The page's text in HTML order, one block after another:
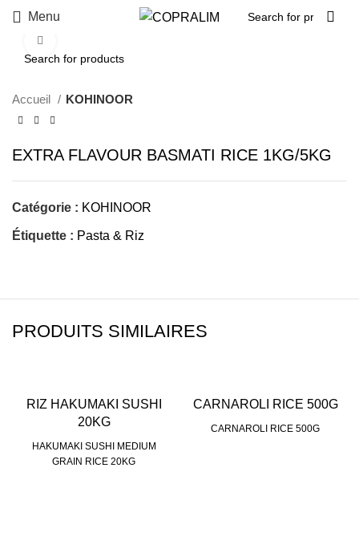
Menu
Accueil KOHINOOR
EXTRA FLAVOUR BASMATI RICE 1KG/5KG
Catégorie : KOHINOOR
Étiquette : Pasta & Riz
PRODUITS SIMILAIRES
RIZ HAKUMAKI SUSHI
20KG
HAKUMAKI SUSHI MEDIUM
GRAIN RICE 20KG
CARNAROLI RICE 500G
CARNAROLI RICE 500G